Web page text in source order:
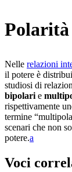
Polarità
Nelle relazioni
il potere è
studiosi di
bipolari e
rispettivamente
termine
scenari che non
potere.⁠a
Voci